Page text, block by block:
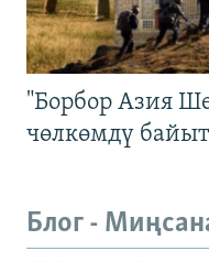
"Борбор Азия
чөлкөмдү
Блог -